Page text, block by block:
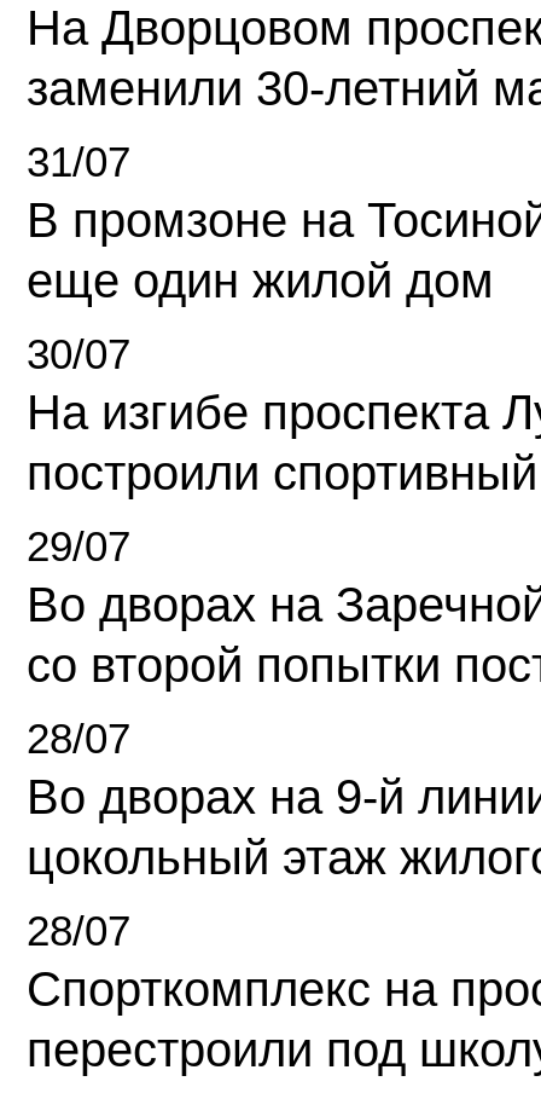
На Дворцовом
заменили 30-летний
31/07
В промзоне на
еще один жилой дом
30/07
На изгибе проспекта
построили
29/07
Во дворах на
со второй попытки
28/07
Во дворах на 9-й
цокольный этаж
28/07
Спорткомплекс на
перестроили под